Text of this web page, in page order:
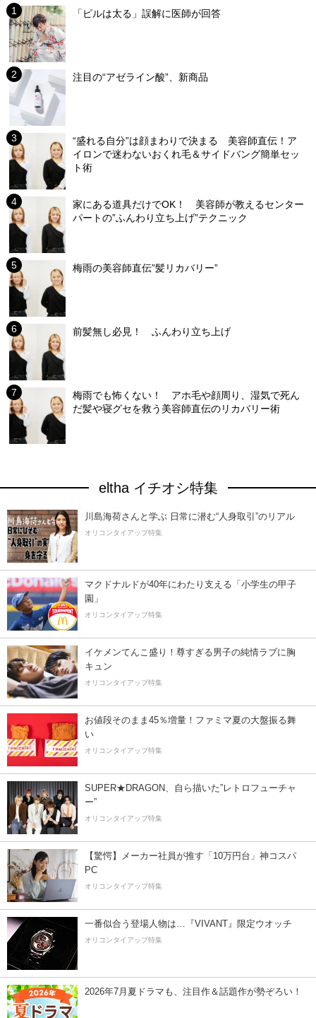
「ピルは太る」誤解に医師が回答
注目の“アゼライン酸”、新商品
“盛れる自分”は顔まわりで決まる 美容師直伝！ア
イロンで迷わないおくれ毛＆サイドバング簡単セッ
ト術
家にある道具だけでOK！ 美容師が教えるセンター
パートの”ふんわり立ち上げ”テクニック
梅雨の美容師直伝”髪リカバリー”
前髪無し必見！ ふんわり立ち上げ
梅雨でも怖くない！ アホ毛や顔周り、湿気で死ん
だ髪や寝グセを救う美容師直伝のリカバリー術
eltha イチオシ特集
川島海荷さんと学ぶ 日常に潜む“人身取引”のリアル
オリコンタイアップ特集
マクドナルドが40年にわたり支える「小学生の甲子
園」
オリコンタイアップ特集
イケメンてんこ盛り！尊すぎる男子の純情ラブに胸
キュン
オリコンタイアップ特集
お値段そのまま45％増量！ファミマ夏の大盤振る舞
い
オリコンタイアップ特集
SUPER★DRAGON、自ら描いた”レトロフューチャ
ー”
オリコンタイアップ特集
【驚愕】メーカー社員が推す「10万円台」神コスパ
PC
オリコンタイアップ特集
一番似合う登場人物は…『VIVANT』限定ウオッチ
オリコンタイアップ特集
2026年7月夏ドラマも、注目作＆話題作が勢ぞろい！